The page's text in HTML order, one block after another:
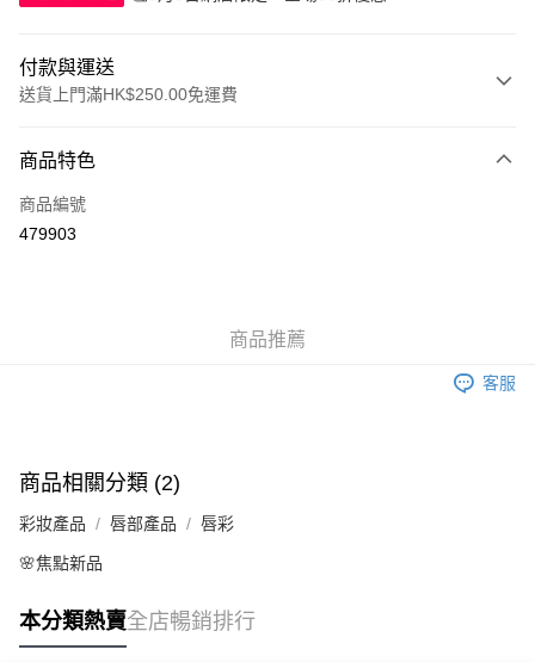
付款與運送
送貨上門滿HK$250.00免運費
信用卡
Apple Pay
商品特色
商品編號
479903
商品推薦
客服
商品相關分類 (2)
彩妝產品 唇部產品 唇彩
🌸焦點新品
本分類熱賣全店暢銷排行